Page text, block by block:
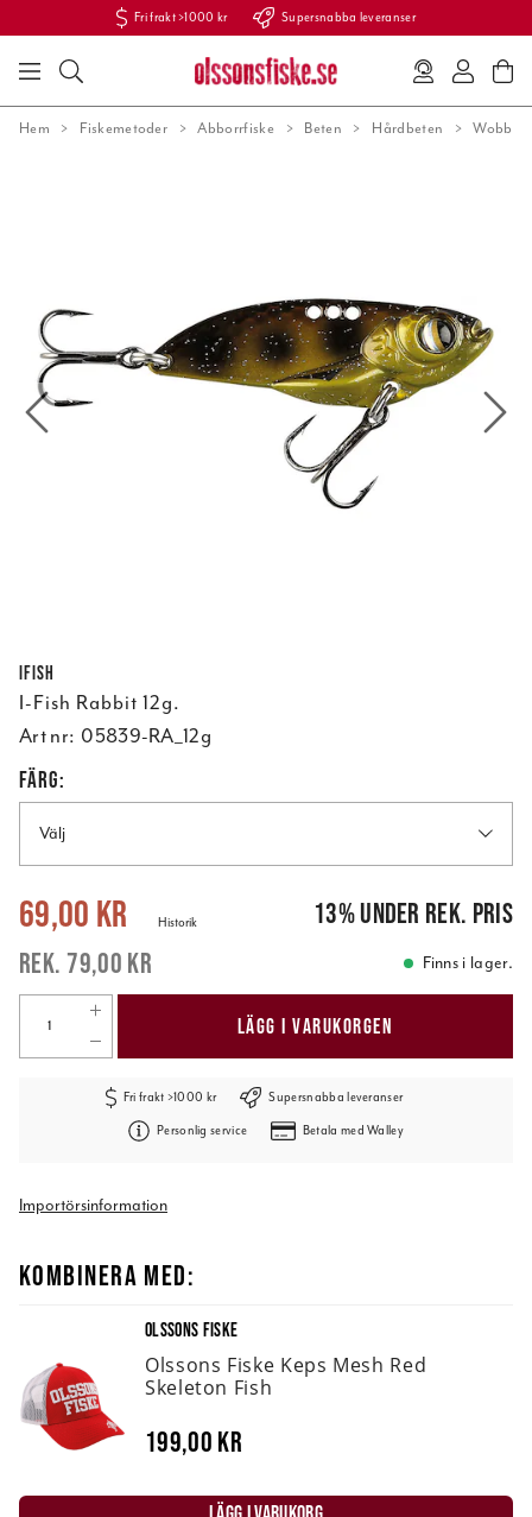
Fri frakt >1000 kr Supersnabba leveranser
Hem Fiskemetoder Abborrfiske Beten Hårdbeten
Ifish
I-Fish Rabbit 12g.
Art nr: 05839-RA_12g
FÄRG:
Välj
Nuvarande pris: 79,00 kr
69,00 kr
79,00 kr
Historik 13%under rek. pris
Finns i lager.
LÄGG I VARUKORGEN
Fri frakt >1000 kr Supersnabba leveranser
Personlig service Betala med Walley
Importörsinformation
KOMBINERA MED:
OLSSONS FISKE
Olssons Fiske Keps Mesh Red
Skeleton Fish
199,00 kr